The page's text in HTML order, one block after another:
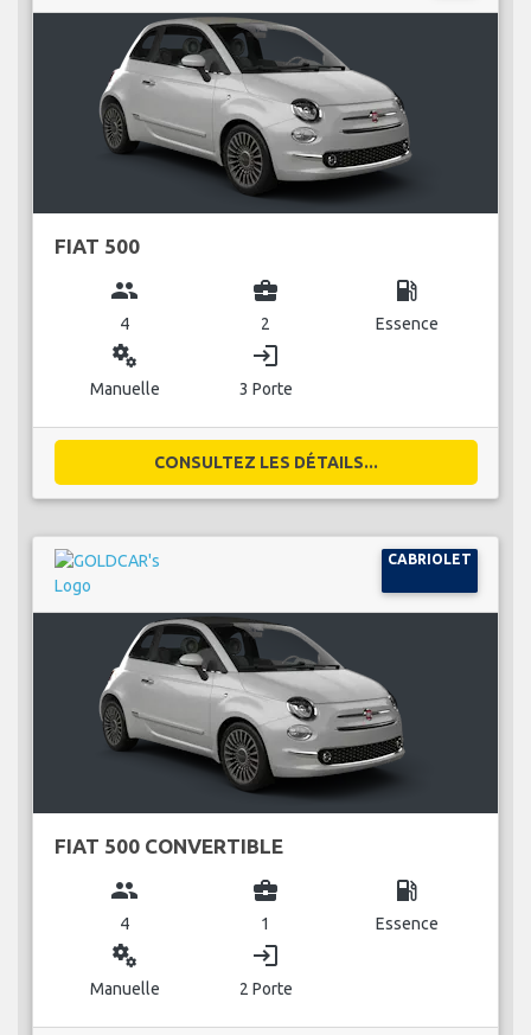
FIAT 500
group
4
business_center
2
local_gas_station
Essence
miscellaneous_services
Manuelle
login
3 Porte
CONSULTEZ LES DÉTAILS...
CABRIOLET
FIAT 500 CONVERTIBLE
group
4
business_center
1
local_gas_station
Essence
miscellaneous_services
Manuelle
login
2 Porte